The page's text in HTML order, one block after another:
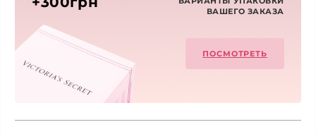
ВАШЕГО ЗАКАЗА
ПОСМОТРЕТЬ